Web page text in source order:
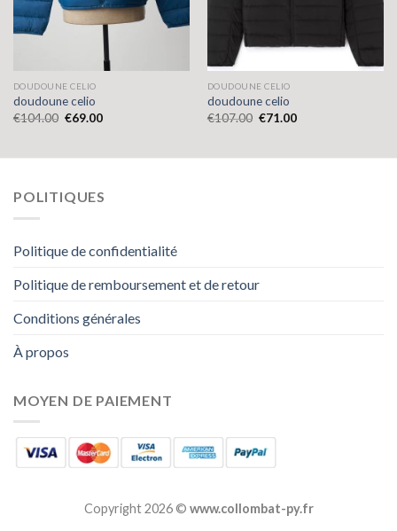
DOUDOUNE CELIO
doudoune celio
€104.00 €69.00
DOUDOUNE CELIO
doudoune celio
€107.00 €71.00
POLITIQUES
Politique de confidentialité
Politique de remboursement et de retour
Conditions générales
À propos
MOYEN DE PAIEMENT
Copyright 2026 © www.collombat-py.fr